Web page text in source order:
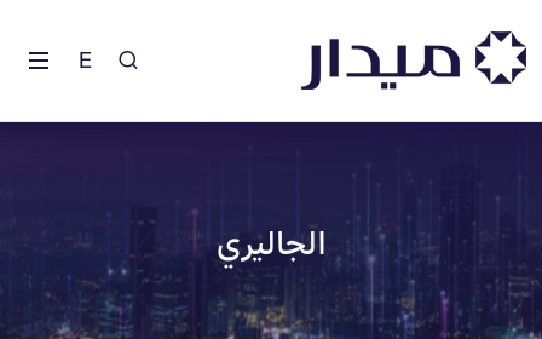
E
الجاليري